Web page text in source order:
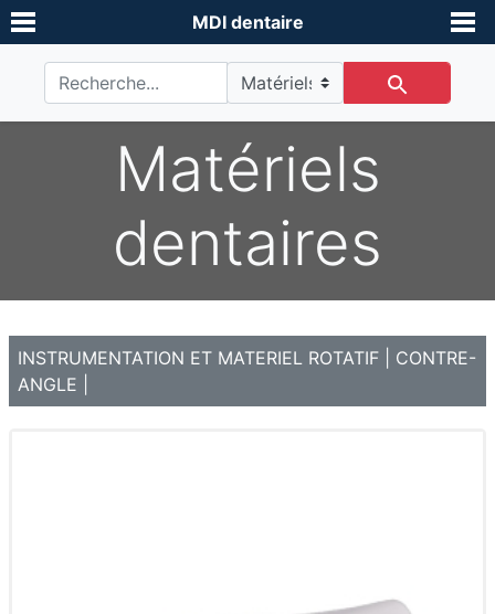
MDI dentaire
Matériels
dentaires
INSTRUMENTATION ET MATERIEL ROTATIF
CONTRE-
ANGLE